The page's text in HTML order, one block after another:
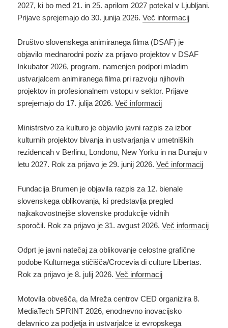
2027, ki bo med 21. in 25. aprilom 2027 potekal v Ljubljani.
Prijave sprejemajo do 30. junija 2026.Več informacij
Društvo slovenskega animiranega filma (DSAF) je
objavilo mednarodni poziv za prijavo projektov v DSAF
Inkubator 2026, program, namenjen podpori mladim
ustvarjalcem animiranega filma pri razvoju njihovih
projektov in profesionalnem vstopu v sektor. Prijave
sprejemajo do 17. julija 2026.Več informacij
Ministrstvo za kulturo je objavilo javni razpis za izbor
kulturnih projektov bivanja in ustvarjanja v umetniških
rezidencah v Berlinu, Londonu, New Yorku in na Dunaju v
letu 2027. Rok za prijavo je 29. junij 2026.Več informacij
Fundacija Brumen je objavila razpis za 12. bienale
slovenskega oblikovanja, ki predstavlja pregled
najkakovostnejše slovenske produkcije vidnih
sporočil. Rok za prijavo je 31. avgust 2026.Več informacij
Odprt je javni natečaj za oblikovanje celostne grafične
podobe Kulturnega stičišča/Crocevia di culture Libertas.
Rok za prijavo je 8. julij 2026.Več informacij
Motovila obvešča, da Mreža centrov CED organizira 8.
MediaTech SPRINT 2026, enodnevno inovacijsko
delavnico za podjetja in ustvarjalce iz evropskega